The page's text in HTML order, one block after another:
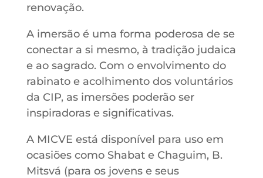
renovação.
A imersão é uma forma poderosa de se
conectar a si mesmo, à tradição judaica
e ao sagrado. Com o envolvimento do
rabinato e acolhimento dos voluntários
da CIP, as imersões poderão ser
inspiradoras e significativas.
A MICVE está disponível para uso em
ocasiões como Shabat e Chaguim, B.
Mitsvá (para os jovens e seus